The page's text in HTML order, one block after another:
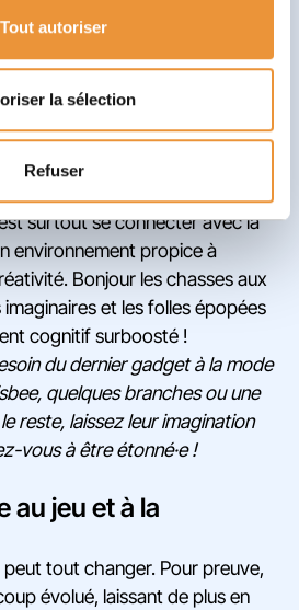
Tout autoriser
la sélection
Refuser
plus de 7h devant un
n’y est pas pour rien.
jouer dehors l’est encore plus ! À
aventurier peut courir, sauter,
bon pour la santé ! Sans
la lumière du soleil et son
surtout se connecter avec la
environnement propice à
Bonjour les chasses aux
et les folles épopées
cognitif surboosté !
du dernier gadget à la mode
quelques branches ou une
reste, laissez leur imagination
vous à être étonné·e !
au jeu et à la
peut tout changer. Pour preuve,
évolué, laissant de plus en